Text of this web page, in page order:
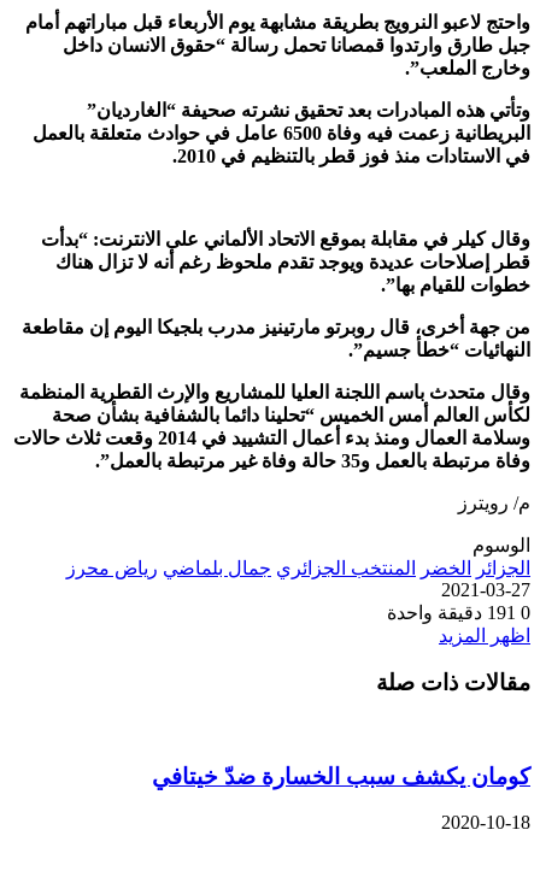
لاعبو النرويج بطريقة مشابهة يوم الأربعاء قبل مباراتهم أمام
طارق وارتدوا قمصانا تحمل رسالة “حقوق الانسان داخل
الملعب”.
هذه المبادرات بعد تحقيق نشرته صحيفة “الغارديان”
البريطانية زعمت فيه وفاة 6500 عامل في حوادث متعلقة بالعمل
الاستادات منذ فوز قطر بالتنظيم في 2010.
كيلر في مقابلة بموقع الاتحاد الألماني على الانترنت: “بدأت
إصلاحات عديدة ويوجد تقدم ملحوظ رغم أنه لا تزال هناك
للقيام بها”.
جهة أخرى، قال روبرتو مارتينيز مدرب بلجيكا اليوم إن مقاطعة
“خطأ جسيم”.
متحدث باسم اللجنة العليا للمشاريع والإرث القطرية المنظمة
العالم أمس الخميس “تحلينا دائما بالشفافية بشأن صحة
وسلامة العمال ومنذ بدء أعمال التشييد في 2014 وقعت ثلاث حالات
مرتبطة بالعمل و35 حالة وفاة غير مرتبطة بالعمل”.
رويترز
الخضر المنتخب الجزائري جمال بلماضي رياض محرز
2021-03-
دقيقة واحدة
المزيد
ذات صلة
يكشف سبب الخسارة ضدّ خيتافي
2020-10-